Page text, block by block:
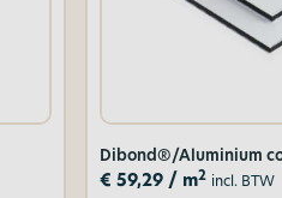
Dibond®/Aluminium
€ 59,29 / m2 incl. BTW